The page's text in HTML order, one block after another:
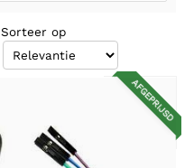
Sorteer op
AFGEPRIJSD